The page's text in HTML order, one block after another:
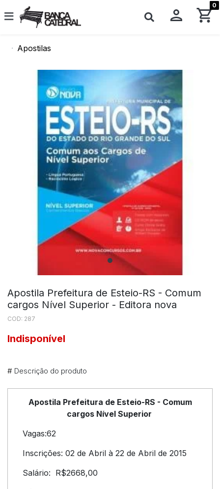
0
Apostilas
Apostila Prefeitura de Esteio-RS - Comum
cargos Nível Superior - Editora nova
COD: 287
Indisponível
# Descrição do produto
Apostila Prefeitura de Esteio-RS - Comum
cargos Nível Superior
Vagas:62
Inscrições: 02 de Abril à 22 de Abril de 2015
Salário: R$2668,00